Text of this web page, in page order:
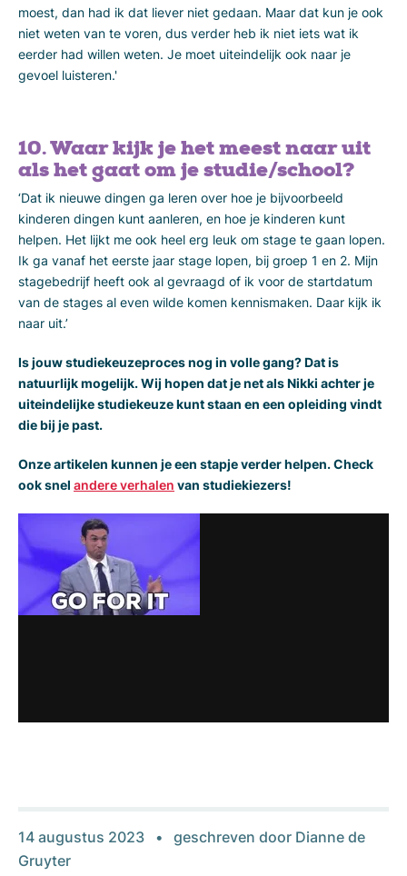
moest, dan had ik dat liever niet gedaan. Maar dat kun je ook
niet weten van te voren, dus verder heb ik niet iets wat ik
eerder had willen weten. Je moet uiteindelijk ook naar je
gevoel luisteren.'
10. Waar kijk je het meest naar uit
als het gaat om je studie/school?
‘Dat ik nieuwe dingen ga leren over hoe je bijvoorbeeld
kinderen dingen kunt aanleren, en hoe je kinderen kunt
helpen. Het lijkt me ook heel erg leuk om stage te gaan lopen.
Ik ga vanaf het eerste jaar stage lopen, bij groep 1 en 2. Mijn
stagebedrijf heeft ook al gevraagd of ik voor de startdatum
van de stages al even wilde komen kennismaken. Daar kijk ik
naar uit.’
Is jouw studiekeuzeproces nog in volle gang? Dat is
natuurlijk mogelijk. Wij hopen dat je net als Nikki achter je
uiteindelijke studiekeuze kunt staan en een opleiding vindt
die bij je past.
Onze artikelen kunnen je een stapje verder helpen. Check
ook snel andere verhalen van studiekiezers!
14 augustus 2023 geschreven door Dianne de
Gruyter